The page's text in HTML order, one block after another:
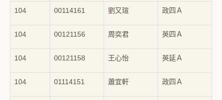
104 00114161 劉又瑄 政四Ａ
104 00121156 周奕君 英四Ａ
104 00121158 王心怡 英延Ａ
104 01114151 蕭宜軒 政四Ａ